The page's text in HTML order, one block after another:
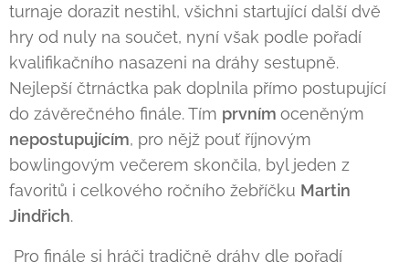
turnaje dorazit nestihl, všichni startující další dvě
hry od nuly na součet, nyní však podle pořadí
kvalifikačního nasazeni na dráhy sestupně.
Nejlepší čtrnáctka pak doplnila přímo postupující
do závěrečného finále. Tím prvním oceněným
nepostupujícím, pro nějž pouť říjnovým
bowlingovým večerem skončila, byl jeden z
favoritů i celkového ročního žebříčku Martin
Jindřich.
Pro finále si hráči tradičně dráhy dle pořadí